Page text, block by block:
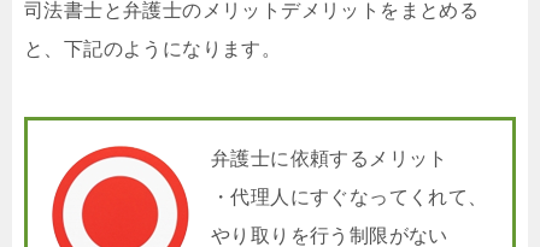
司法書士と弁護士のメリットデメリットをまとめる
と、下記のようになります。
弁護士に依頼するメリット
・代理人にすぐなってくれて、
やり取りを行う制限がない